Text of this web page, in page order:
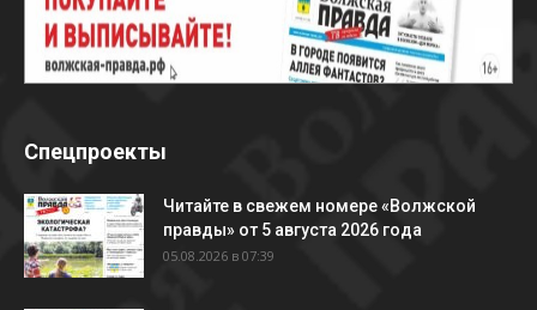
Спецпроекты
Читайте в свежем номере «Волжской
правды» от 5 августа 2026 года
05.08.2026 в 07:39